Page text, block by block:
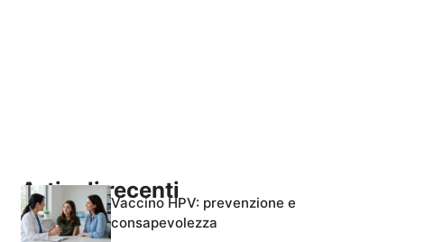
Articoli recentiVaccino HPV: prevenzione e
consapevolezza